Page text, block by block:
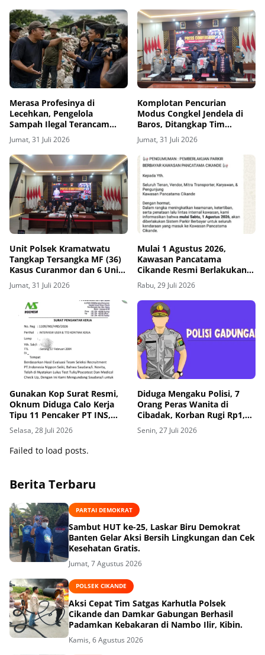
Merasa Profesinya di
Lecehkan, Pengelola
Sampah Ilegal Terancam
Dilaporkan Sejumlah Aktivis
Jumat, 31 Juli 2026
Komplotan Pencurian
Modus Congkel Jendela di
Baros, Ditangkap Tim
Satreskrim Polresta Serang
Kota
Jumat, 31 Juli 2026
Unit Polsek Kramatwatu
Tangkap Tersangka MF (36)
Kasus Curanmor dan 6 Unit
R2 Diamankan
Jumat, 31 Juli 2026
Mulai 1 Agustus 2026,
Kawasan Pancatama
Cikande Resmi Berlakukan
Sistem Parkir Berbayar
Rabu, 29 Juli 2026
Gunakan Kop Surat Resmi,
Oknum Diduga Calo Kerja
Tipu 11 Pencaker PT INS,
Minta Uang Pemberkasan
Hingga Jutaan Rupiah
Selasa, 28 Juli 2026
Diduga Mengaku Polisi, 7
Orang Peras Wanita di
Cibadak, Korban Rugi Rp1,25
Juta
Senin, 27 Juli 2026
Failed to load posts.
Berita Terbaru
PARTAI DEMOKRAT
Sambut HUT ke-25, Laskar Biru Demokrat
Banten Gelar Aksi Bersih Lingkungan dan Cek
Kesehatan Gratis.
Jumat, 7 Agustus 2026
POLSEK CIKANDE
Aksi Cepat Tim Satgas Karhutla Polsek
Cikande dan Damkar Gabungan Berhasil
Padamkan Kebakaran di Nambo Ilir, Kibin.
Kamis, 6 Agustus 2026